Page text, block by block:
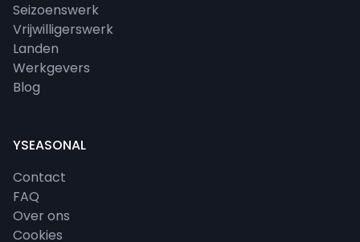
Seizoenswerk
Vrijwilligerswerk
Landen
Werkgevers
Blog
YSEASONAL
Contact
FAQ
Over ons
Cookies